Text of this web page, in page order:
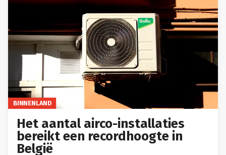
BINNENLAND
Het aantal airco-installaties
bereikt een recordhoogte in
België